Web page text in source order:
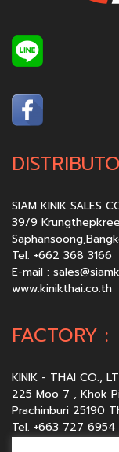
SIAM KINIK SALES
39/9
Tel. +662 368
E-mail :
www.kinikthai.co.th
FACTORY :
KINIK - THAI CO.,
225 Moo 7 , Khok
Prachinburi 25190
Tel. +663 727